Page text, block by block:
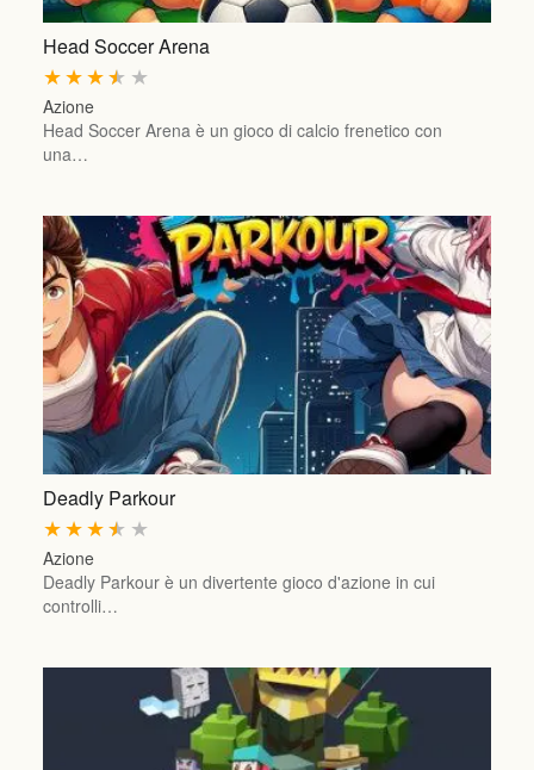
Head Soccer Arena
★
★
★
★
★
Azione
Head Soccer Arena è un gioco di calcio frenetico con
una…
Deadly Parkour
★
★
★
★
★
Azione
Deadly Parkour è un divertente gioco d'azione in cui
controlli…